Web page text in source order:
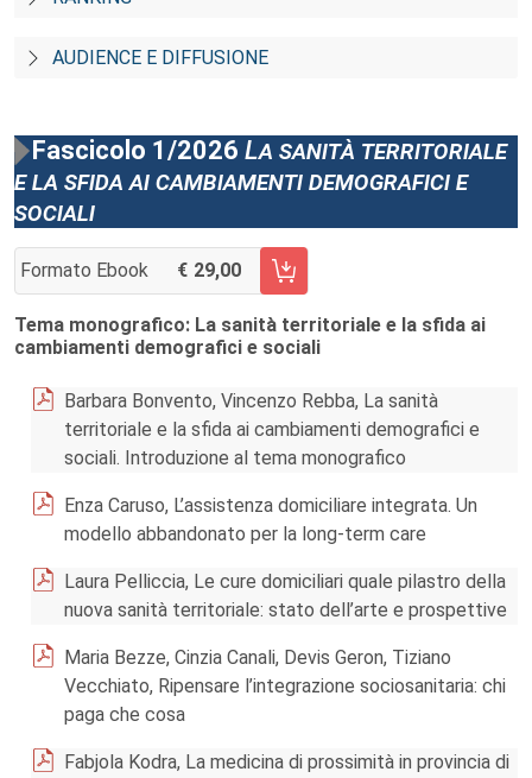
AUDIENCE E DIFFUSIONE
Fascicolo 1/2026 La sanità territoriale
e la sfida ai cambiamenti demografici e
sociali
Formato Ebook 29,00
AGGIUNGI AL CARRELLO FASCICOLO 1/2026
Tema monografico: La sanità territoriale e la sfida ai
cambiamenti demografici e sociali
Barbara Bonvento, Vincenzo Rebba, La sanità
territoriale e la sfida ai cambiamenti demografici e
sociali. Introduzione al tema monografico
Enza Caruso, L’assistenza domiciliare integrata. Un
modello abbandonato per la long-term care
Laura Pelliccia, Le cure domiciliari quale pilastro della
nuova sanità territoriale: stato dell’arte e prospettive
Maria Bezze, Cinzia Canali, Devis Geron, Tiziano
Vecchiato, Ripensare l’integrazione sociosanitaria: chi
paga che cosa
Fabjola Kodra, La medicina di prossimità in provincia di